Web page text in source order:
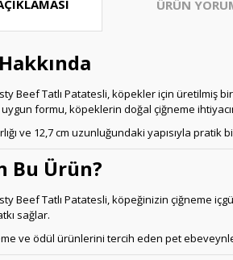
ÜRÜN
Beef Tatlı Patatesli, köpekler için üretilmiş bir
formu, köpeklerin doğal çiğneme
ve 12,7 cm uzunluğundaki yapısıyla
Bu Ürün?
Beef Tatlı Patatesli, köpeğinizin çiğneme
sağlar.
ve ödül ürünlerini tercih eden pet